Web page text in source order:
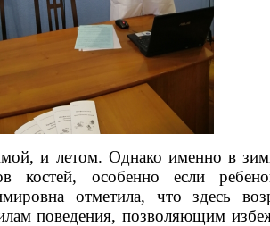
и летом. Однако именно в
костей, особенно если
отметила, что здесь
поведения, позволяющим